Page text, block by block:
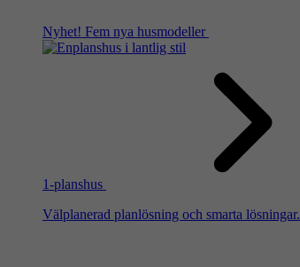
Nyhet! Fem nya husmodeller
1-planshus
Välplanerad planlösning och smarta lösningar.